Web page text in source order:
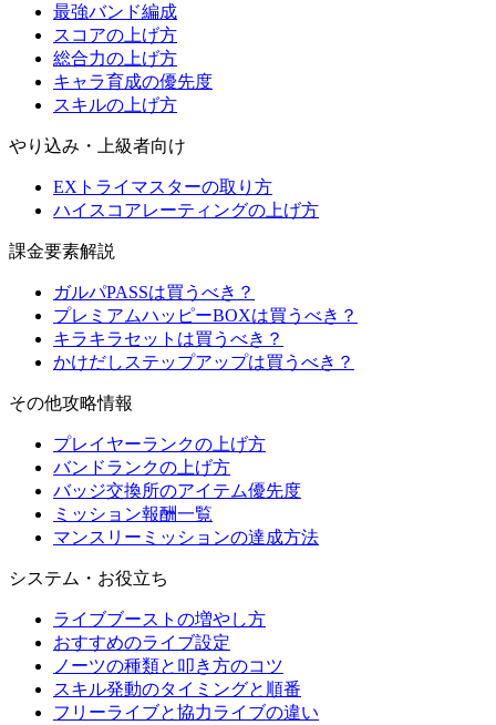
最強バンド編成
スコアの上げ方
総合力の上げ方
キャラ育成の優先度
スキルの上げ方
やり込み・上級者向け
EXトライマスターの取り方
ハイスコアレーティングの上げ方
課金要素解説
ガルパPASSは買うべき？
プレミアムハッピーBOXは買うべき？
キラキラセットは買うべき？
かけだしステップアップは買うべき？
その他攻略情報
プレイヤーランクの上げ方
バンドランクの上げ方
バッジ交換所のアイテム優先度
ミッション報酬一覧
マンスリーミッションの達成方法
システム・お役立ち
ライブブーストの増やし方
おすすめのライブ設定
ノーツの種類と叩き方のコツ
スキル発動のタイミングと順番
フリーライブと協力ライブの違い